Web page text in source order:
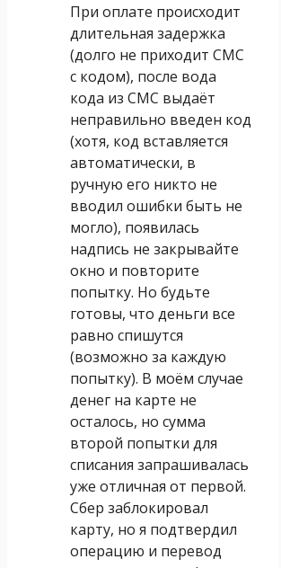
При оплате происходит
длительная задержка
(долго не приходит СМС
с кодом), после вода
кода из СМС выдаёт
неправильно введен код
(хотя, код вставляется
автоматически, в
ручную его никто не
вводил ошибки быть не
могло), появилась
надпись не закрывайте
окно и повторите
попытку. Но будьте
готовы, что деньги все
равно спишутся
(возможно за каждую
попытку). В моём случае
денег на карте не
осталось, но сумма
второй попытки для
списания запрашивалась
уже отличная от первой.
Сбер заблокировал
карту, но я подтвердил
операцию и перевод